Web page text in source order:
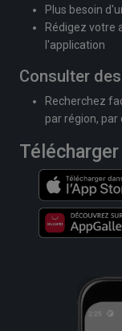
Plus besoin
Rédigez votre
l'application
Consulter
Recherchez
par région,
Télécharger